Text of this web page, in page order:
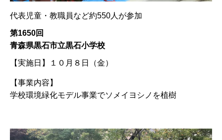
代表児童・教職員など約550人が参加
第1650回
青森県黒石市立黒石小学校
【実施日】 １０月８日（金）
【事業内容】
学校環境緑化モデル事業でソメイヨシノを植樹